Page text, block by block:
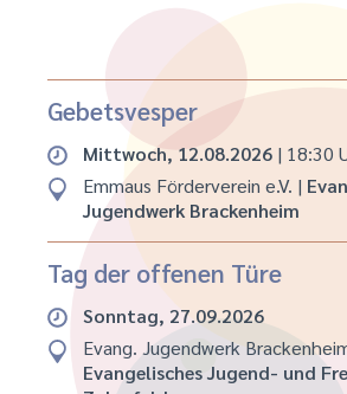
Gebetsvesper
Mittwoch, 12.08.2026 | 18:30
Emmaus Förderverein e.V. |
Jugendwerk Brackenheim
Tag der offenen Türe
Sonntag, 27.09.2026
Evang. Jugendwerk
Evangelisches Jugend- und